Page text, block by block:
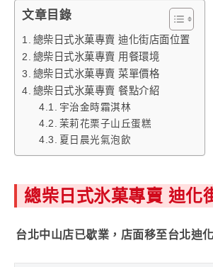
文章目錄
總柴日式氷菓專賣 迪化街店面位置
總柴日式氷菓專賣 用餐環境
總柴日式氷菓專賣 菜單價格
總柴日式氷菓專賣 餐點介紹
宇治金時霜淇林
茉莉花栗子山丘蛋糕
夏日晨光氣泡飲
總柴日式氷菓專賣 迪化
台北中山店已歇業，店面移至台北迪